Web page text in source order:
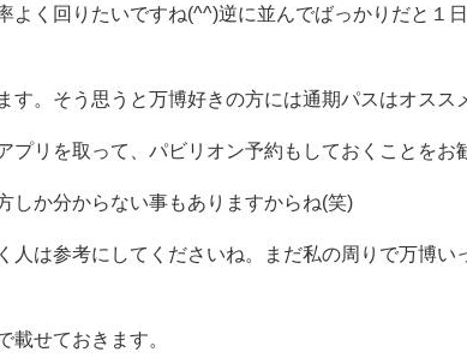
よく回りたいですね(^^)逆に並んでばっかりだと１
す。そう思うと万博好きの方には通期パスはオスス
プリを取って、パビリオン予約もしておくことをお
しか分からない事もありますからね(笑)
人は参考にしてくださいね。まだ私の周りで万博い
載せておきます。